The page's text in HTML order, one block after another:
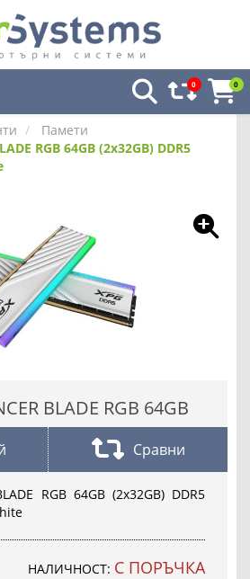
0 0
Памети
RGB 64GB (2x32GB) DDR5
BLADE RGB 64GB
Сравни
RGB 64GB (2x32GB) DDR5
НАЛИЧНОСТ: С ПОРЪЧКА